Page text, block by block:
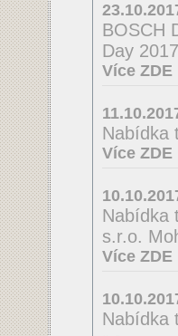
BOSCH
Day
Více ZDE
Nabídka
Více ZDE
Nabídka
s.r.o.
Více ZDE
Nabídka